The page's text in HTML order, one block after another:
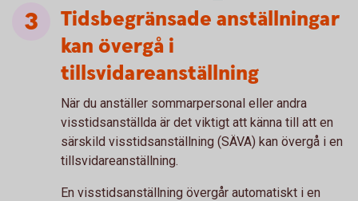
Tidsbegränsade anställningar
kan övergå i
tillsvidareanställning
När du anställer sommarpersonal eller andra
visstidsanställda är det viktigt att känna till att en
särskild visstidsanställning (SÄVA) kan övergå i en
tillsvidareanställning.
En visstidsanställning övergår automatiskt i en